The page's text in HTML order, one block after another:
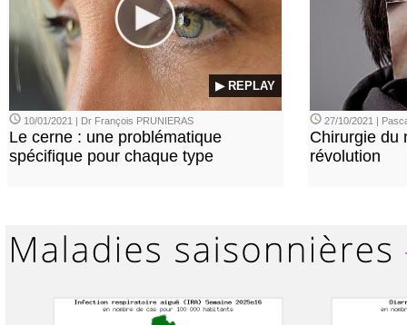
▶ REPLAY
10/01/2021 | Dr François PRUNIERAS
Le cerne : une problématique
spécifique pour chaque type
27/10/2021 |
Chirurgie du
révolution